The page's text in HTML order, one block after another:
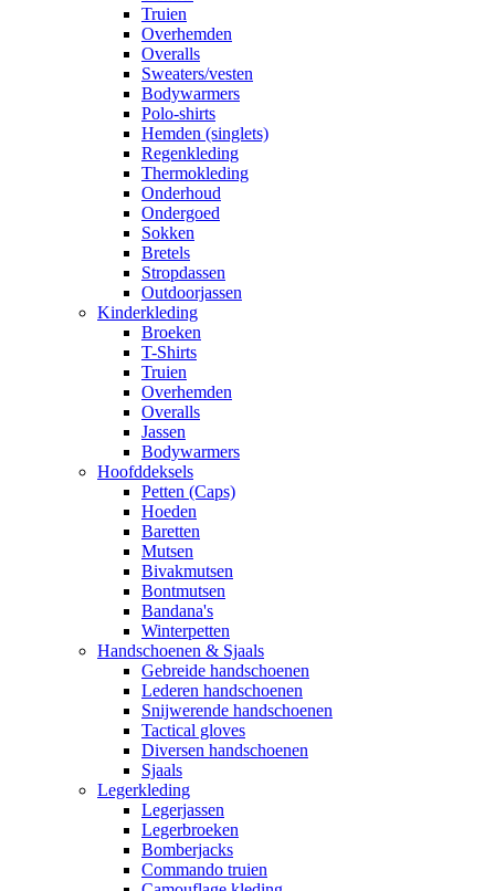
Truien
Overhemden
Overalls
Sweaters/vesten
Bodywarmers
Polo-shirts
Hemden (singlets)
Regenkleding
Thermokleding
Onderhoud
Ondergoed
Sokken
Bretels
Stropdassen
Outdoorjassen
Kinderkleding
Broeken
T-Shirts
Truien
Overhemden
Overalls
Jassen
Bodywarmers
Hoofddeksels
Petten (Caps)
Hoeden
Baretten
Mutsen
Bivakmutsen
Bontmutsen
Bandana's
Winterpetten
Handschoenen & Sjaals
Gebreide handschoenen
Lederen handschoenen
Snijwerende handschoenen
Tactical gloves
Diversen handschoenen
Sjaals
Legerkleding
Legerjassen
Legerbroeken
Bomberjacks
Commando truien